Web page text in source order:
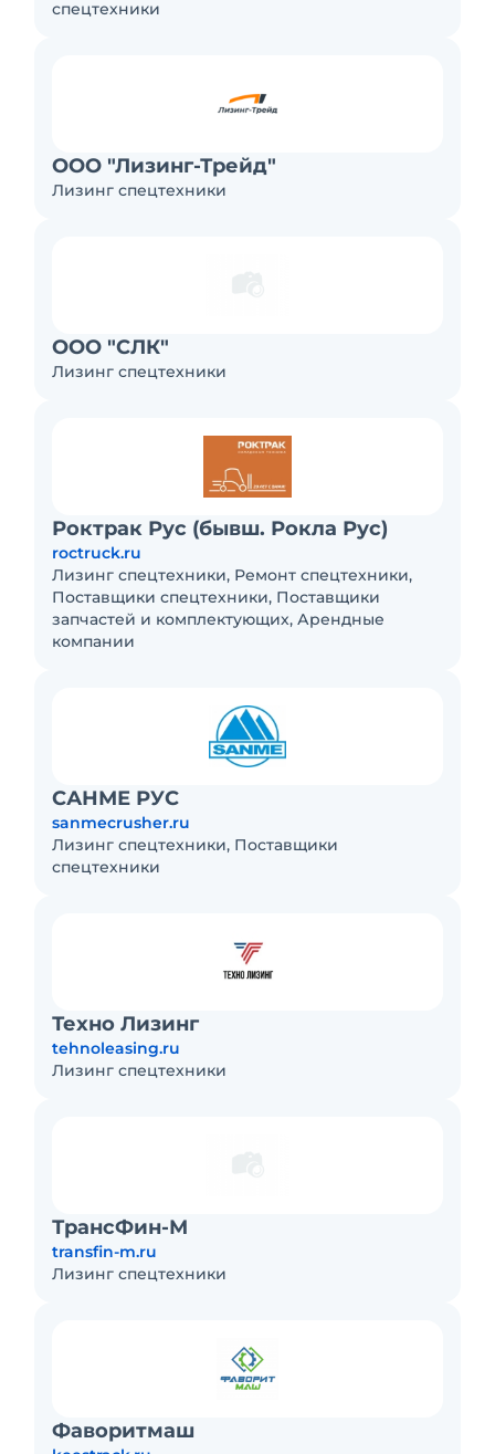
спецтехники
ООО "Лизинг-Трейд"
Лизинг спецтехники
ООО "СЛК"
Лизинг спецтехники
Роктрак Рус (бывш. Рокла Рус)
roctruck.ru
Лизинг спецтехники, Ремонт спецтехники,
Поставщики спецтехники, Поставщики
запчастей и комплектующих, Арендные
компании
САНМЕ РУС
sanmecrusher.ru
Лизинг спецтехники, Поставщики
спецтехники
Техно Лизинг
tehnoleasing.ru
Лизинг спецтехники
ТрансФин-М
transfin-m.ru
Лизинг спецтехники
Фаворитмаш